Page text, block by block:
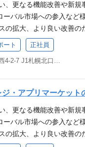
分の限界やゴールを超
の先にある、本質的な
迷ったときは、自身の
を基準に判断する
る、本質的なニーズや
きは、自身の行動が「家
断する
またはSVポジションなど
などの商材の営業、また
食店でレジ操作や売上管
店でお客様対応のご経験
ーサポートは、当社サー
です。お客様の課題解
点にやりがいがあります
、街を元気に！」へ共感
やゴールを超える ┗要
る、本質的なニーズや
きは、自身の行動が「家
、更なる機能改善や新規
ーバル市場への参入など
の拡大、より良い改善の
マレジの事業について 業
イムカードの利用ユー
※従事すべき業務の変更
作をしたことがある方 【
フトウェアなどを扱う
でレジ操作の経験がある
たはSVポジションなど
などの商材の営業、また
ート 正社員
・アプリマーケット
、更なる機能改善や新規
ーバル市場への参入など
の拡大、より良い改善の